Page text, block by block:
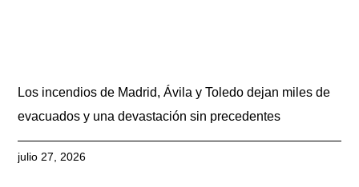
Los incendios de Madrid, Ávila y Toledo dejan miles de
evacuados y una devastación sin precedentes
julio 27, 2026